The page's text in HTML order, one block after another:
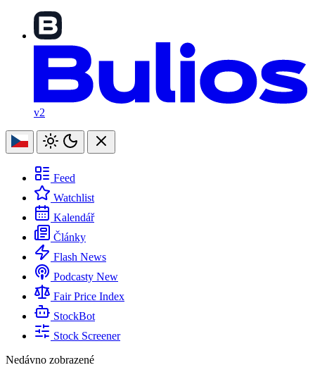
v2
Feed
Watchlist
Kalendář
Články
Flash News
Podcasty New
Fair Price Index
StockBot
Stock Screener
Nedávno zobrazené